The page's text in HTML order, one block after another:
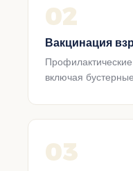
02
Вакцинация
включая
03